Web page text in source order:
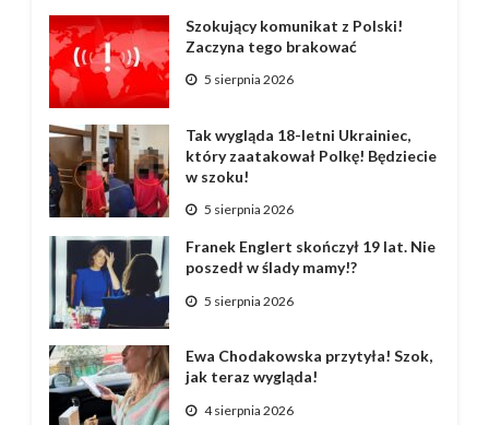
Szokujący komunikat z Polski!
Zaczyna tego brakować
5 sierpnia 2026
Tak wygląda 18-letni Ukrainiec,
który zaatakował Polkę! Będziecie
w szoku!
5 sierpnia 2026
Franek Englert skończył 19 lat. Nie
poszedł w ślady mamy!?
5 sierpnia 2026
Ewa Chodakowska przytyła! Szok,
jak teraz wygląda!
4 sierpnia 2026